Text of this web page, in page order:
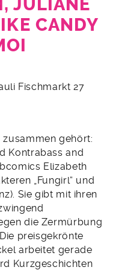
JULIANE
CANDY
Fischmarkt 27
gehört:
Kontrabass and
Elizabeth
„Fungirl“ und
Sie gibt mit ihren
die Zermürbung
preisgekrönte
arbeitet gerade
Kurzgeschichten